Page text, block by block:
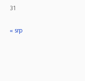
31
« srp